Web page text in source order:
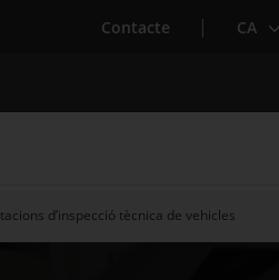
Contacte . Obre enCA
d’inspecció tècnica de vehicles